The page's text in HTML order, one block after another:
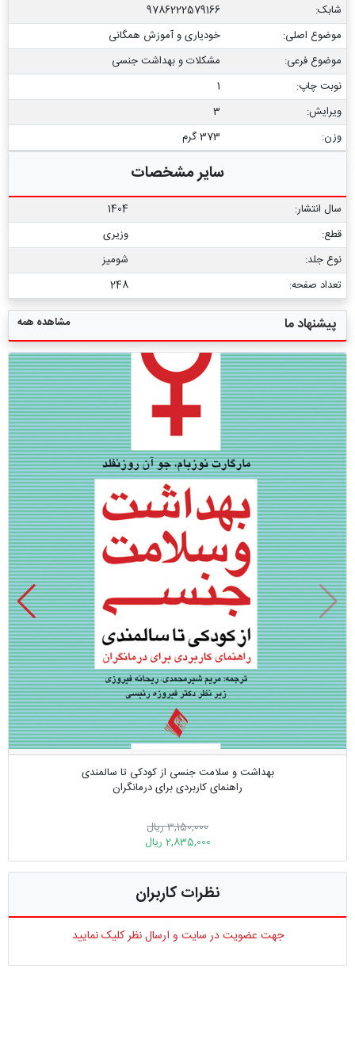
شابک:
9786222579166
موضوع اصلی:
خودیاری و آموزش همگانی
موضوع فرعی:
مشکلات و بهداشت جنسی
نوبت چاپ:
1
ویرایش:
3
وزن:
373 گرم
سایر مشخصات
سال انتشار:
1404
قطع:
وزیری
نوع جلد:
شومیز
تعداد صفحه:
248
پیشنهاد ما مشاهده همه
بهداشت و سلامت جنسی از کودکی تا سالمندی
راهنمای کاربردی برای درمانگران
3,150,000 ریال
2,835,000 ریال
نظرات کاربران
جهت عضویت در سایت و ارسال نظر کلیک نمایید